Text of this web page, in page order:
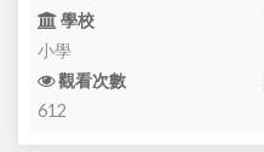
學校
小學
觀看次數
612